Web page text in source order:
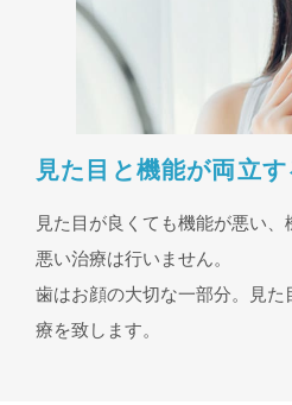
見た目と機能が両立
見た目が良くても機能が悪い
悪い治療は行いません。
歯はお顔の大切な一部分。見
療を致します。